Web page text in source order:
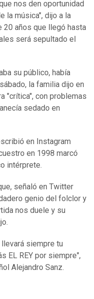
nos den oportunidad
la música", dijo a la
20 años que llegó hasta
será sepultado el
su público, había
la familia dijo en
"crítica", con problemas
sedado en
en Instagram
en 1998 marcó
intérprete.
señaló en Twitter
genio del folclor y
nos duele y su
siempre tu
EL REY por siempre",
Alejandro Sanz.